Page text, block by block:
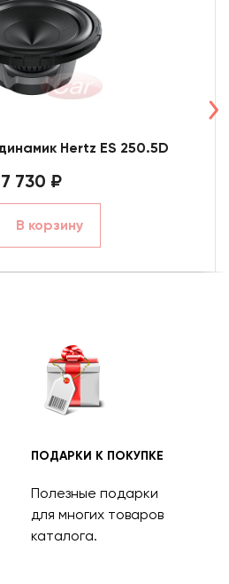
Hertz ES 250.5D
7 730 ₽
В корзину
ПОДАРКИ К ПОКУПКЕ
Полезные подарки
для многих товаров
каталога.